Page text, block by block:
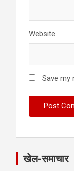
Website
Save my
खेल-समाचार